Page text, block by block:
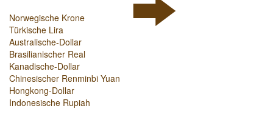
Norwegische Krone
Türkische Lira
Australische-Dollar
Brasilianischer Real
Kanadische-Dollar
Chinesischer Renminbi Yuan
Hongkong-Dollar
Indonesische Rupiah